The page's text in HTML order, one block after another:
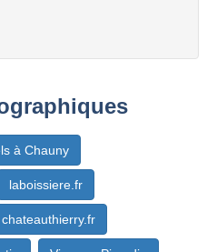
à Chauny
laboissiere.fr
chateauthierry.fr